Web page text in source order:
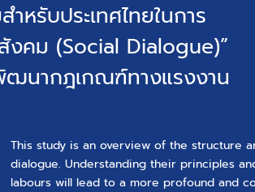
ำหรับประเทศไทยในการ
สังคม (Social Dialogue)”
ฒนากฎเกณฑ์ทางแรงงาน
This study is an overview of the structure
dialogue. Understanding their principles
labours will lead to a more profound and